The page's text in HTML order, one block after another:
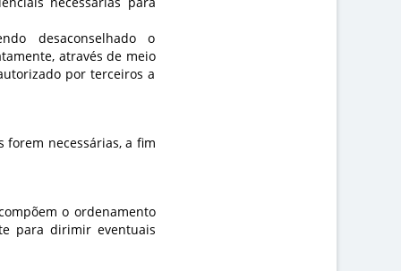
desaconselhado o
através de meio
por terceiros a
forem necessárias, a fim
o ordenamento
para dirimir eventuais